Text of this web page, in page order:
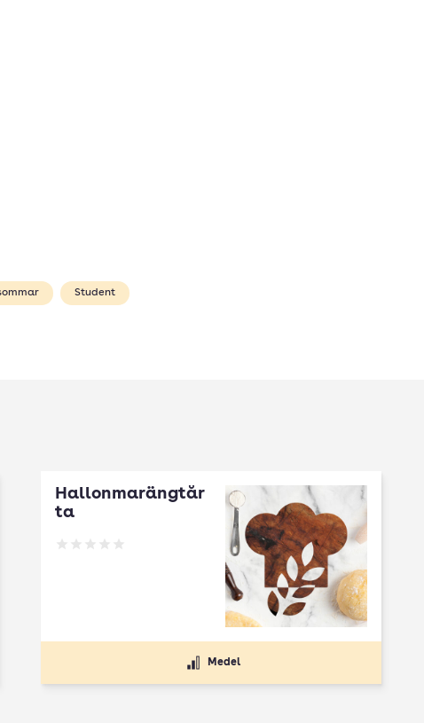
Student
Hallonmarängtår
ta
Betyg: 0 av 5
Medel